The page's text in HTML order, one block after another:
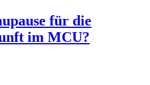
für die
im MCU?